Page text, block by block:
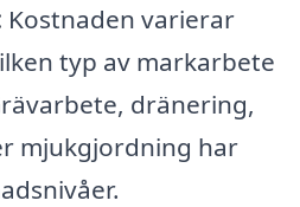
Kostnaden varierar
typ av markarbete
dränering,
mjukgjordning har